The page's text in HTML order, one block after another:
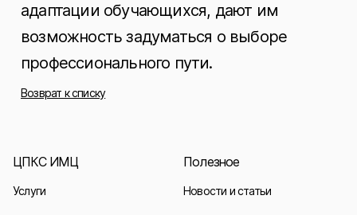
адаптации обучающихся, дают им
возможность задуматься о выборе
профессионального пути.
Возврат к списку
ЦПКС ИМЦ
Услуги
Полезное
Новости и статьи